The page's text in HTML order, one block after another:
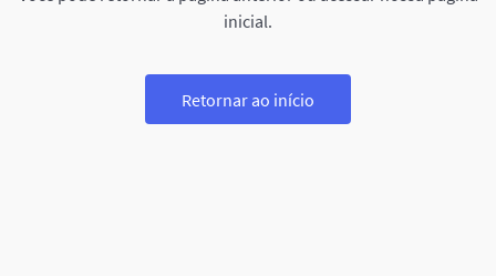
inicial.
Retornar ao início